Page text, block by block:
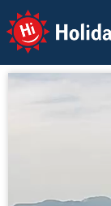
Holiday